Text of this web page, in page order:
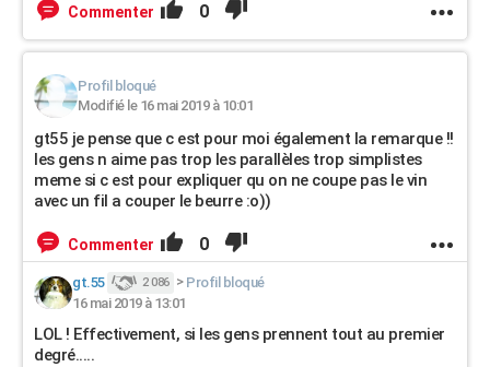
Commenter 0
Profil bloqué
Modifié le 16 mai 2019 à 10:01
gt55 je pense que c est pour moi également la remarque !!
les gens n aime pas trop les parallèles trop simplistes
meme si c est pour expliquer qu on ne coupe pas le vin
avec un fil a couper le beurre :o))
Commenter 0
gt.55 2 086 > Profil bloqué
16 mai 2019 à 13:01
LOL ! Effectivement, si les gens prennent tout au premier
degré.....